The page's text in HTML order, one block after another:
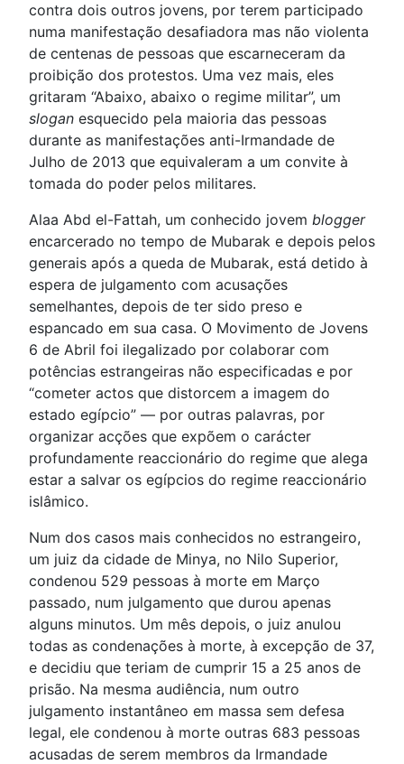
contra dois outros jovens, por terem participado
numa manifestação desafiadora mas não violenta
de centenas de pessoas que escarneceram da
proibição dos protestos. Uma vez mais, eles
gritaram “Abaixo, abaixo o regime militar”, um
slogan esquecido pela maioria das pessoas
durante as manifestações anti-Irmandade de
Julho de 2013 que equivaleram a um convite à
tomada do poder pelos militares.
Alaa Abd el-Fattah, um conhecido jovem blogger
encarcerado no tempo de Mubarak e depois pelos
generais após a queda de Mubarak, está detido à
espera de julgamento com acusações
semelhantes, depois de ter sido preso e
espancado em sua casa. O Movimento de Jovens
6 de Abril foi ilegalizado por colaborar com
potências estrangeiras não especificadas e por
“cometer actos que distorcem a imagem do
estado egípcio” — por outras palavras, por
organizar acções que expõem o carácter
profundamente reaccionário do regime que alega
estar a salvar os egípcios do regime reaccionário
islâmico.
Num dos casos mais conhecidos no estrangeiro,
um juiz da cidade de Minya, no Nilo Superior,
condenou 529 pessoas à morte em Março
passado, num julgamento que durou apenas
alguns minutos. Um mês depois, o juiz anulou
todas as condenações à morte, à excepção de 37,
e decidiu que teriam de cumprir 15 a 25 anos de
prisão. Na mesma audiência, num outro
julgamento instantâneo em massa sem defesa
legal, ele condenou à morte outras 683 pessoas
acusadas de serem membros da Irmandade